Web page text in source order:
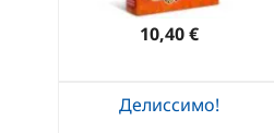
10,40 €
Делиссимо!